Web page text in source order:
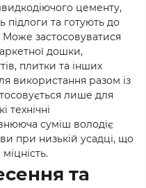
цементу,
підлоги та готують до
Може застосовуватися
дошки,
плитки та інших
використання разом із
лише для
технічні
суміш володіє
при низькій усадці, що
та